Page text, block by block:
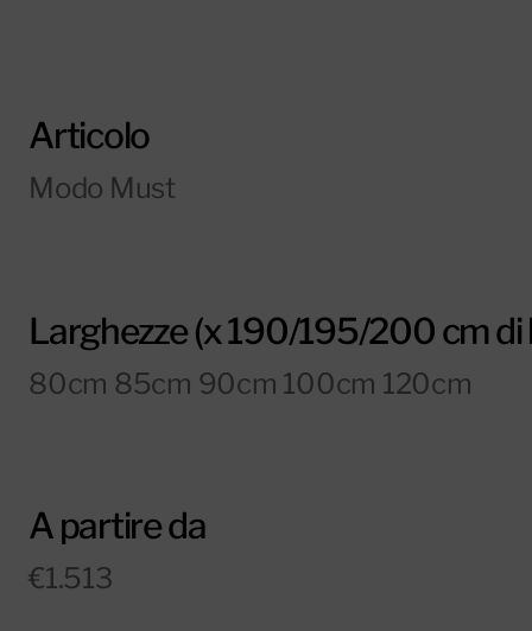
Articolo
Modo Must
Larghezze (x 190/195/200 cm di
80cm 85cm 90cm 100cm 120cm
A partire da
€1.513